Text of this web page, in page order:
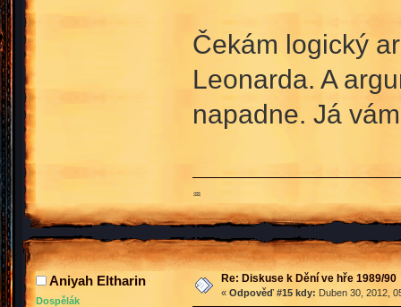
Čekám logický
Leonarda. A
napadne. Já
♒
Aniyah Eltharin
Dospělák
Re: Diskuse k Dění ve hře 1989/90
« Odpověď #15 kdy: Duben 30, 2012,